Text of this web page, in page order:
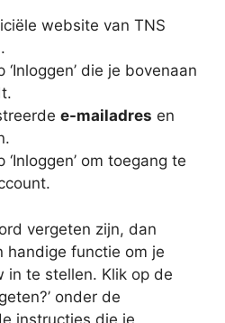
website van TNS
‘Inloggen’ die je bovenaan
e-mailadres en
‘Inloggen’ om toegang te
vergeten zijn, dan
functie om je
in te stellen. Klik op de
onder de
instructies die je